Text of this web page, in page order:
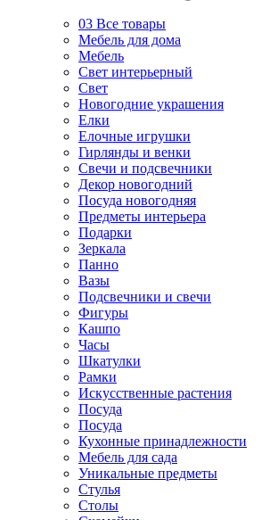
03 Все товары
Мебель для дома
Мебель
Свет интерьерный
Свет
Новогодние украшения
Елки
Елочные игрушки
Гирлянды и венки
Свечи и подсвечники
Декор новогодний
Посуда новогодняя
Предметы интерьера
Подарки
Зеркала
Панно
Вазы
Подсвечники и свечи
Фигуры
Кашпо
Часы
Шкатулки
Рамки
Искусственные растения
Посуда
Посуда
Кухонные принадлежности
Мебель для сада
Уникальные предметы
Стулья
Столы